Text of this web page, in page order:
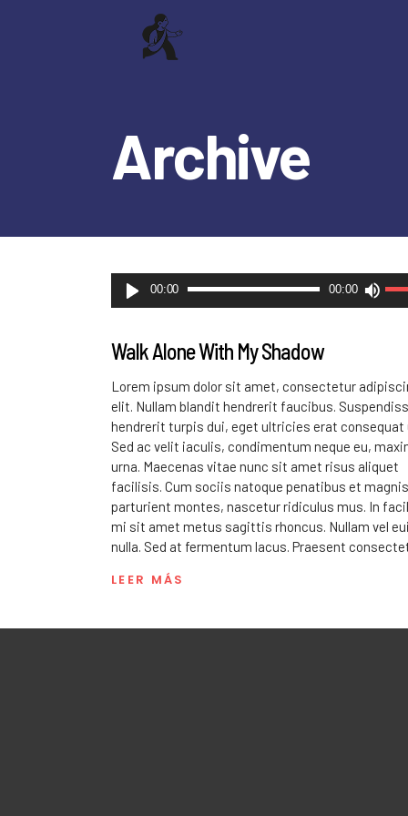
Archive
Reproductor
de
00:00 00:00
o
el
Walk Alone With My Shadow
Lorem ipsum dolor sit amet, consectetur
elit. Nullam blandit hendrerit faucibus.
hendrerit turpis dui, eget ultricies erat consequat
Sed ac velit iaculis, condimentum neque eu,
urna. Maecenas vitae nunc sit amet risus aliquet
facilisis. Cum sociis natoque penatibus et
parturient montes, nascetur ridiculus mus. In
mi sit amet metus sagittis rhoncus. Nullam vel
nulla. Sed at fermentum lacus. Praesent
LEER MÁS